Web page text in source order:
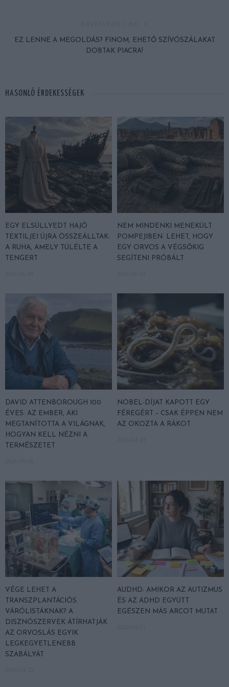
EZ LENNE A MEGOLDÁS? FINOM, EHETŐ SZÍVÓSZÁLAKAT
DOBTAK PIACRA!
HASONLÓ ÉRDEKESSÉGEK
EGY ELSÜLLYEDT HAJÓ
TEXTILJEI ÚJRA ÖSSZEÁLLTAK:
A RUHA, AMELY TÚLÉLTE A
TENGERT
NEM MINDENKI MENEKÜLT
POMPEJIBEN: LEHET, HOGY
EGY ORVOS A VÉGSŐKIG
SEGÍTENI PRÓBÁLT
DAVID ATTENBOROUGH 100
ÉVES: AZ EMBER, AKI
MEGTANÍTOTTA A VILÁGNAK,
HOGYAN KELL NÉZNI A
TERMÉSZETET
NOBEL-DÍJAT KAPOTT EGY
FÉREGÉRT – CSAK ÉPPEN NEM
AZ OKOZTA A RÁKOT
VÉGE LEHET A
TRANSZPLANTÁCIÓS
VÁRÓLISTÁKNAK? A
DISZNÓSZERVEK ÁTÍRHATJÁK
AZ ORVOSLÁS EGYIK
LEGKEGYETLENEBB
SZABÁLYÁT
AUDHD: AMIKOR AZ AUTIZMUS
ÉS AZ ADHD EGYÜTT
EGÉSZEN MÁS ARCOT MUTAT